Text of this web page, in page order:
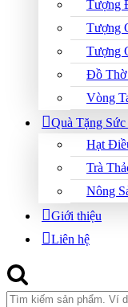
Tượng
Tượng
Tượng
Đồ Thờ
Vòng
Quà Tặng
Hạt
Trà
Nông
Giới thiệu
Liên hệ
Search